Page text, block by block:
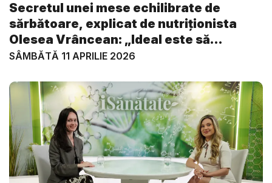
Secretul unei mese echilibrate de
sărbătoare, explicat de nutriționista
Olesea Vrâncean: „Ideal este să
începe...
SÂMBĂTĂ 11 APRILIE 2026